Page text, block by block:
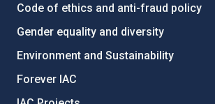
Code of ethics and anti-fraud policy
Gender equality and diversity
Environment and Sustainability
Forever IAC